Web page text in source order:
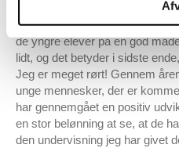
mine elever. Med en
undervisningen kan jeg som
de yngre elever på en god
lidt, og det betyder i sidste
Jeg er meget rørt! Gennem
unge mennesker, der er
har gennemgået en positiv
en stor belønning at se, at de
den undervisning jeg har givet